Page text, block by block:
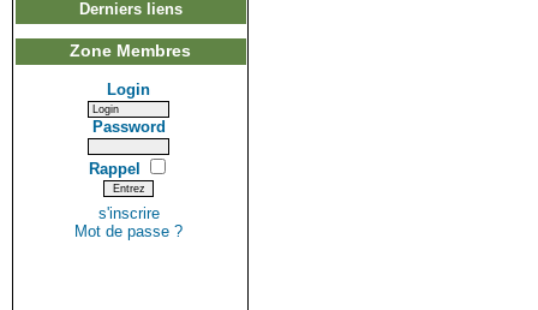
Derniers liens
Zone Membres
Login
Password
Rappel
s'inscrire
Mot de passe ?